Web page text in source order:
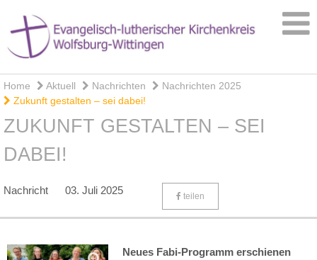
Home Aktuell Nachrichten
Nachrichten 2025
Zukunft gestalten – sei dabei!
ZUKUNFT GESTALTEN – SEI
DABEI!
Nachricht 03. Juli 2025 teilen
Neues Fabi-Programm erschienen